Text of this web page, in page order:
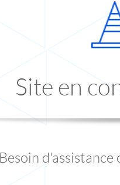
Site en
Besoin